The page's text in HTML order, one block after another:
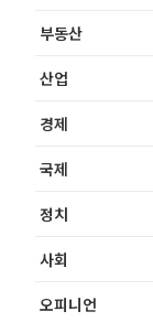
부동산
산업
경제
국제
정치
사회
오피니언